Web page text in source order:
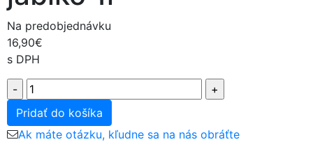
Na predobjednávku
16,90€
s DPH
Pridať do košíka
Ak máte otázku, kľudne sa na nás obráťte